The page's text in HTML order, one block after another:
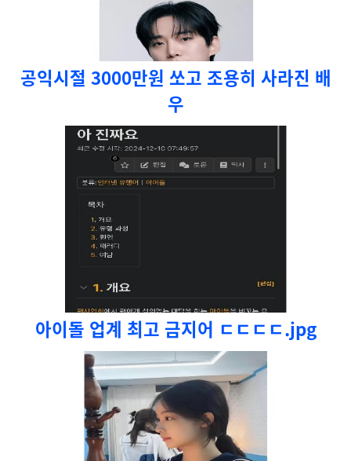
공익시절 3000만원 쏘고 조용히 사라진 배
우
아이돌 업계 최고 금지어 ㄷㄷㄷㄷ.jpg